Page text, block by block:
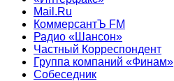
Mail.Ru
КоммерсантЪ FM
Радио «Шансон»
Частный Корреспондент
Группа компаний «Финам»
Собеседник